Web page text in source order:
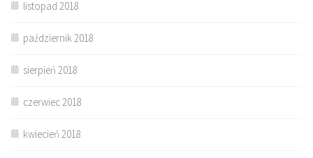
listopad 2018
październik 2018
sierpień 2018
czerwiec 2018
kwiecień 2018